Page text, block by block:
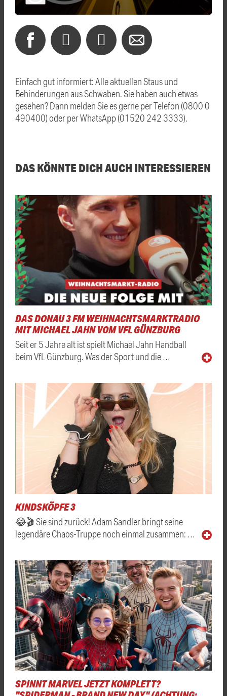
Einfach gut informiert: Alle aktuellen Staus und
Behinderungen aus Schwaben. Sie haben auch etwas
gesehen? Dann melden Sie es gerne per Telefon (0800 0
490400) oder per WhatsApp (01520 242 3333).
DAS KÖNNTE DICH AUCH INTERESSIEREN
DAS DONAU 3 FM WEIHNACHTSMARKTRADIO
MIT MICHAEL JAHN VOM VFL GÜNZBURG
Seit er 5 Jahre alt ist spielt Michael Jahn Handball
beim VfL Günzburg. Was der Sport und die …
KINDSKÖPFE 3
😂🎬 Sie sind zurück! Adam Sandler bringt seine
legendäre Chaos-Truppe noch einmal zusammen: …
SPINNT MARVEL JETZT KOMPLETT?